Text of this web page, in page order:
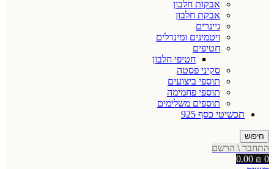
אבקות חלבון
אבקת חלבון
גיינרים
ויטמינים ומינרלים
חטיפים
חטיפי חלבון
סקיני פסטה
תוספי ביצועים
תוספי פחמימה
תוספים משלימים
תכשיטי כסף 925
חיפוש
התחבר \ הרשם
0
0.00 ₪